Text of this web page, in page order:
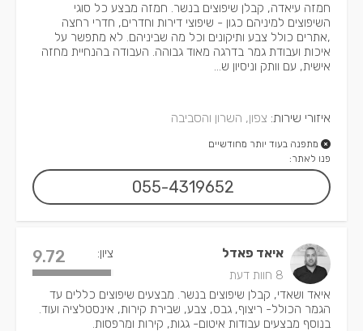
חמזה עיאדה, קבלן שיפוצים בנשר. חמזה מבצע כל סוגי
השיפוצים למיניהם כגון - שיפוצי דירות וחדרים, חדרי רחצה
,אתרים כולל צבע ותיקונים וכל מה שביניהם. לא מתפשר על
איכות ועבודת גמר בדרגה מאוד גבוהה. העבודה בהנחיית מחזה
אישית, עם וותק וניסיון ש...
איזורי שירות: צפון, השרון והסביבה
מתפנה בעוד יותר מחודשיים
פנו לאתר:
055-4319652
איאד פאדל
8 חוות דעת
ציון: 9.72
איאד ושאדי, קבלן שיפוצים בנשר. מבצעים שיפוצים כללים עד
הגמר הכולל- ריצוף, גבס, צבע, שבירת קירות, אינסטלציה ועוד.
בנוסף מבצעים עבודות איטום- גגות, קירות ומרפסות.